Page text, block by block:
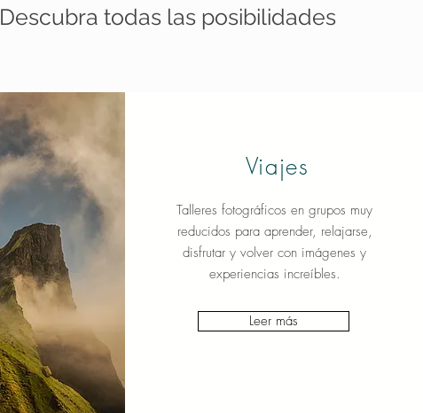
Descubra todas las posibilidades
Viajes
Talleres fotográficos en grupos muy
reducidos para aprender, relajarse,
disfrutar y volver con imágenes y
experiencias increíbles.
Leer más